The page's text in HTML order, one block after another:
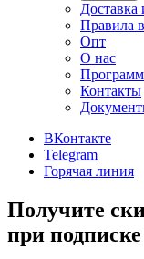
Доставка
Правила
Опт
О нас
Контакты
ВКонтакте
Telegram
Горячая линия
Получите
при